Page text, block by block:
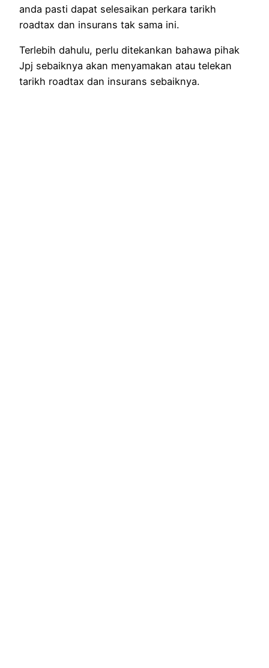
anda pasti dapat selesaikan perkara tarikh
roadtax dan insurans tak sama ini.
Terlebih dahulu, perlu ditekankan bahawa pihak
Jpj sebaiknya akan menyamakan atau telekan
tarikh roadtax dan insurans sebaiknya.